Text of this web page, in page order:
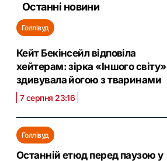
Останні новини
Голлівуд
Кейт Бекінсейл відповіла
хейтерам: зірка «Іншого світу»
здивувала йогою з тваринами
7 серпня 23:16
Голлівуд
Останній етюд перед паузою у